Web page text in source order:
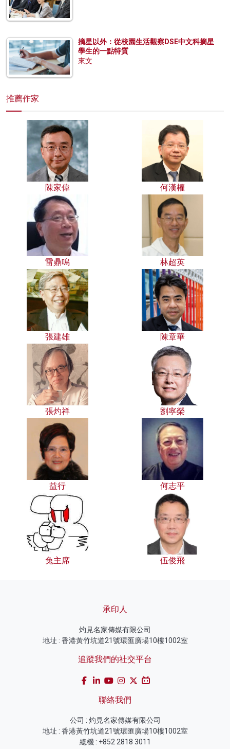
摘星以外：從校園生活觀察DSE中文科摘星
學生的一點特質
來文
推薦作家
陳家偉 何漢權
雷鼎鳴 林超英
張建雄 陳章華
張灼祥 劉寧榮
益行 何志平
兔主席 伍俊飛
承印人
灼見名家傳媒有限公司
地址 : 香港黃竹坑道21號環匯廣場10樓1002室
追蹤我們的社交平台
聯絡我們
公司 : 灼見名家傳媒有限公司
地址 : 香港黃竹坑道21號環匯廣場10樓1002室
總機 : +852 2818 3011